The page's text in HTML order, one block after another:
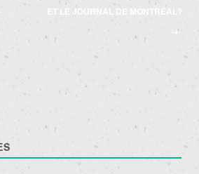
ET LE JOURNAL DE MONTRÉAL?
→